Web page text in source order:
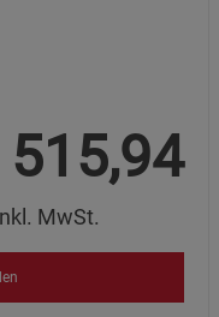
515,94
MwSt.